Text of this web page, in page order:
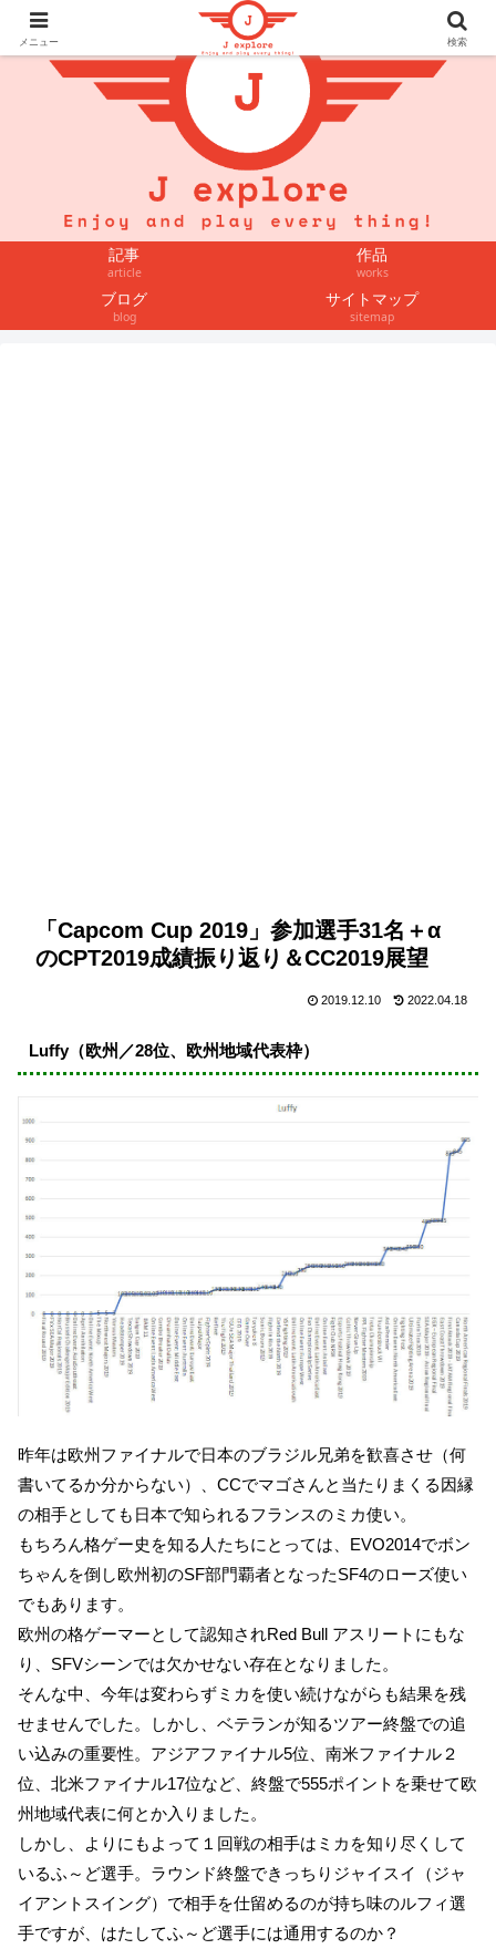
記事
article
作品
works
ブログ
blog
サイトマップ
sitemap
「Capcom Cup 2019」参加選手31名＋α
のCPT2019成績振り返り＆CC2019展望
2019.12.10 2022.04.18
Luffy（欧州／28位、欧州地域代表枠）
昨年は欧州ファイナルで日本のブラジル兄弟を歓喜させ（何
書いてるか分からない）、CCでマゴさんと当たりまくる因縁
の相手としても日本で知られるフランスのミカ使い。
もちろん格ゲー史を知る人たちにとっては、EVO2014でボン
ちゃんを倒し欧州初のSF部門覇者となったSF4のローズ使い
でもあります。
欧州の格ゲーマーとして認知されRed Bull アスリートにもな
り、SFVシーンでは欠かせない存在となりました。
そんな中、今年は変わらずミカを使い続けながらも結果を残
せませんでした。しかし、ベテランが知るツアー終盤での追
い込みの重要性。アジアファイナル5位、南米ファイナル２
位、北米ファイナル17位など、終盤で555ポイントを乗せて欧
州地域代表に何とか入りました。
しかし、よりにもよって１回戦の相手はミカを知り尽くして
いるふ～ど選手。ラウンド終盤できっちりジャイスイ（ジャ
イアントスイング）で相手を仕留めるのが持ち味のルフィ選
手ですが、はたしてふ～ど選手には通用するのか？
メニュー 検索